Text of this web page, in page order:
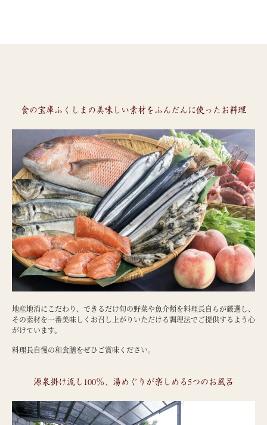
食の宝庫ふくしまの美味しい素材をふんだんに使ったお料理
地産地消にこだわり、できるだけ旬の野菜や魚介類を料理長自らが厳選し、
その素材を一番美味しくお召し上がりいただける調理法でご提供するよう心
がけています。
料理長自慢の和食膳をぜひご賞味ください。
源泉掛け流し100％、湯めぐりが楽しめる5つのお風呂